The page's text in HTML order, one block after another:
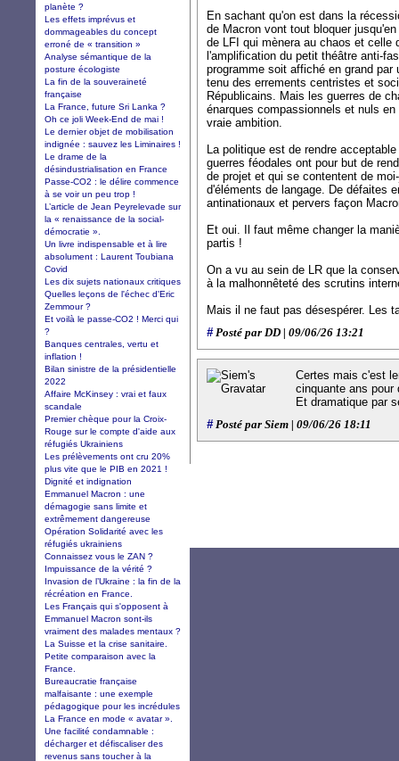
En sachant qu'on est dans la
de Macron vont tout bloquer
de LFI qui mènera au chaos et celle
l'amplification du petit théâtre anti-
programme soit affiché en grand
tenu des errements centristes et
Républicains. Mais les guerres de
énarques compassionnels et nuls
vraie ambition.
La politique est de rendre
guerres féodales ont pour but de
de projet et qui se contentent de
d'éléments de langage. De défaites
antinationaux et pervers façon
Et oui. Il faut même changer la
partis !
On a vu au sein de LR que la
à la malhonnêteté des scrutins
Mais il ne faut pas désespérer. Les
#Posté par DD | 09/06/26 13:21
Certes mais c'est
cinquante ans pour
Et dramatique par
#Posté par Siem | 09/06/26 18:11
planète ?
Les effets imprévus et
dommageables du concept
erroné de « transition »
Analyse sémantique de la
posture écologiste
La fin de la souveraineté
française
La France, future Sri Lanka ?
Oh ce joli Week-End de mai !
Le dernier objet de mobilisation
indignée : sauvez les Liminaires !
Le drame de la
désindustrialisation en France
Passe-CO2 : le délire commence
à se voir un peu trop !
L’article de Jean Peyrelevade sur
la « renaissance de la social-
démocratie ».
Un livre indispensable et à lire
absolument : Laurent Toubiana
Covid
Les dix sujets nationaux critiques
Quelles leçons de l'échec d'Eric
Zemmour ?
Et voilà le passe-CO2 ! Merci qui
?
Banques centrales, vertu et
inflation !
Bilan sinistre de la présidentielle
2022
Affaire McKinsey : vrai et faux
scandale
Premier chèque pour la Croix-
Rouge sur le compte d'aide aux
réfugiés Ukrainiens
Les prélèvements ont cru 20%
plus vite que le PIB en 2021 !
Dignité et indignation
Emmanuel Macron : une
démagogie sans limite et
extrêmement dangereuse
Opération Solidarité avec les
réfugiés ukrainiens
Connaissez vous le ZAN ?
Impuissance de la vérité ?
Invasion de l’Ukraine : la fin de la
récréation en France.
Les Français qui s'opposent à
Emmanuel Macron sont-ils
vraiment des malades mentaux ?
La Suisse et la crise sanitaire.
Petite comparaison avec la
France.
Bureaucratie française
malfaisante : une exemple
pédagogique pour les incrédules
La France en mode « avatar ».
Une facilité condamnable :
décharger et défiscaliser des
revenus sans toucher à la